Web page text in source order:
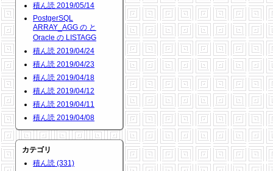
積ん読 2019/05/14
PostgerSQL
ARRAY_AGG の と
Oracle の LISTAGG
積ん読 2019/04/24
積ん読 2019/04/23
積ん読 2019/04/18
積ん読 2019/04/12
積ん読 2019/04/11
積ん読 2019/04/08
カテゴリ
積ん読 (331)